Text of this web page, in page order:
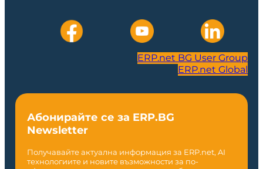
ERP.net BG User Group
ERP.net Global
Абонирайте се за ERP.BG
Newsletter
Получавайте актуална информация за ERP.net, AI
технологиите и новите възможности за по-